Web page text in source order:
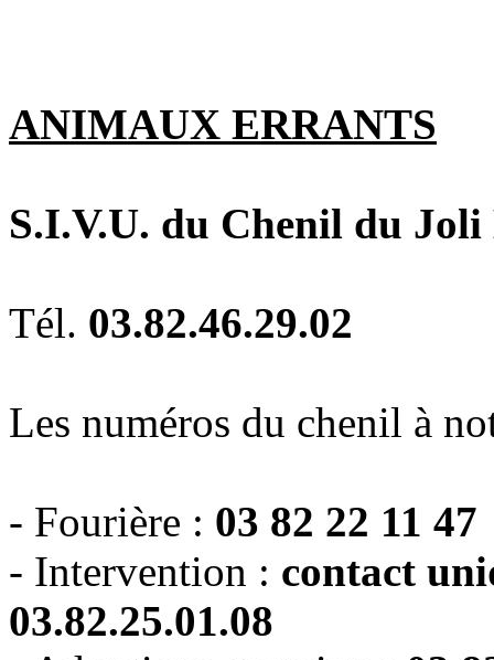
ANIMAUX ERRANTS
S.I.V.U. du Chenil du Joli
Tél. 03.82.46.29.02
Les numéros du chenil à
- Fourière : 03 82 22 11 47
- Intervention : contact
03.82.25.01.08